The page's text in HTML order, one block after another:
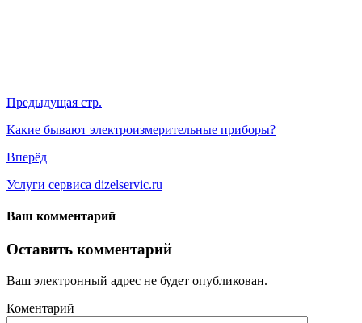
Предыдущая стр.
Какие бывают электроизмерительные приборы?
Вперёд
Услуги сервиса dizelservic.ru
Ваш комментарий
Оставить комментарий
Ваш электронный адрес не будет опубликован.
Коментарий